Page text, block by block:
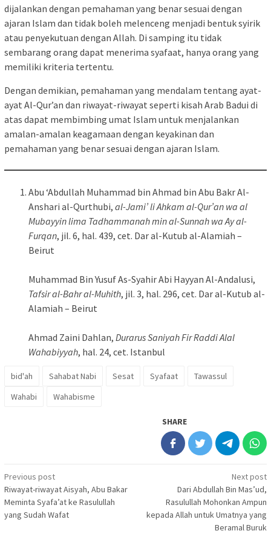
dijalankan dengan pemahaman yang benar sesuai dengan
ajaran Islam dan tidak boleh melenceng menjadi bentuk syirik
atau penyekutuan dengan Allah. Di samping itu tidak
sembarang orang dapat menerima syafaat, hanya orang yang
memiliki kriteria tertentu.
Dengan demikian, pemahaman yang mendalam tentang ayat-
ayat Al-Qur’an dan riwayat-riwayat seperti kisah Arab Badui di
atas dapat membimbing umat Islam untuk menjalankan
amalan-amalan keagamaan dengan keyakinan dan
pemahaman yang benar sesuai dengan ajaran Islam.
Abu ‘Abdullah Muhammad bin Ahmad bin Abu Bakr Al-
Anshari al-Qurthubi, al-Jami’ li Ahkam al-Qur’an wa al
Mubayyin lima Tadhammanah min al-Sunnah wa Ay al-
Furqan, jil. 6, hal. 439, cet. Dar al-Kutub al-Alamiah –
Beirut
Muhammad Bin Yusuf As-Syahir Abi Hayyan Al-Andalusi,
Tafsir al-Bahr al-Muhith, jil. 3, hal. 296, cet. Dar al-Kutub al-
Alamiah – Beirut
Ahmad Zaini Dahlan, Durarus Saniyah Fir Raddi Alal
Wahabiyyah, hal. 24, cet. Istanbul
bid'ah Sahabat Nabi Sesat Syafaat
Tawassul
Wahabi
Wahabisme
SHARE
Post
navigation
Previous post
Riwayat-riwayat Aisyah, Abu Bakar
Meminta Syafa’at ke Rasulullah
yang Sudah Wafat
Next post
Dari Abdullah Bin Mas’ud,
Rasulullah Mohonkan Ampun
kepada Allah untuk Umatnya yang
Beramal Buruk